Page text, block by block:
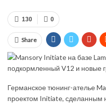
0
130
Share
Германское тюнинг-ателье
проектом Initiate, сделанным